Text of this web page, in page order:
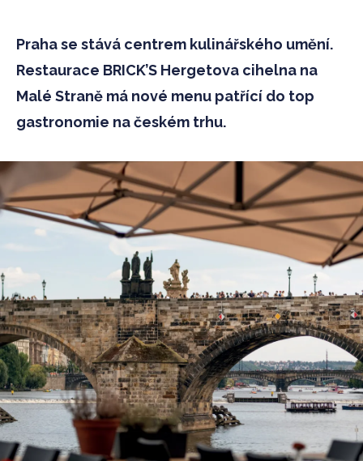
Praha se stává centrem kulinářského umění.
Restaurace BRICK’S Hergetova cihelna na
Malé Straně má nové menu patřící do top
gastronomie na českém trhu.